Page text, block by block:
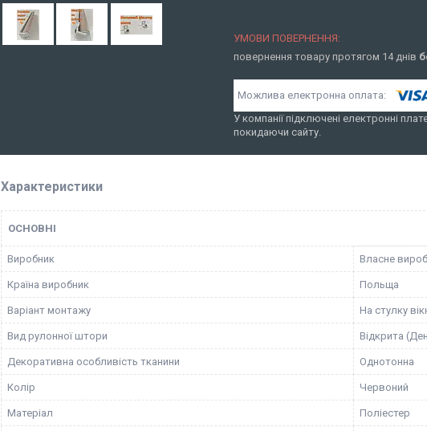
повернення товару протягом 14 днів
У компанії підключені електронні
покидаючи сайту.
Характеристики
ОСНОВНІ
Виробник Власне
Країна виробник Польща
Варіант монтажу На стулку
Вид рулонної штори Відкрита
Декоративна особливість тканини Однотонна
Колір Червоний
Матеріал Поліестер